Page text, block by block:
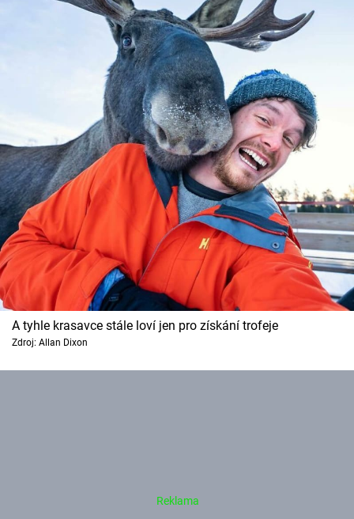
A tyhle krasavce stále loví jen pro získání trofeje
Zdroj: Allan Dixon